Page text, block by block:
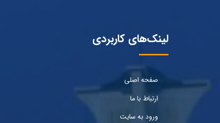
لینک‌های کاربردی
صفحه اصلی
ارتباط با ما
ورود به سایت